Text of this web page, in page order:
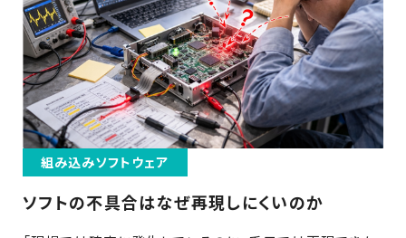
組み込みソフトウェア
ソフトの不具合はなぜ再現しにくいのか